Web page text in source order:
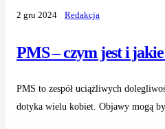
PMS – czym jest i
2 gru 2024 Redakcja
PMS to zespół uciążliwych
dotyka wielu kobiet. Objawy mogą